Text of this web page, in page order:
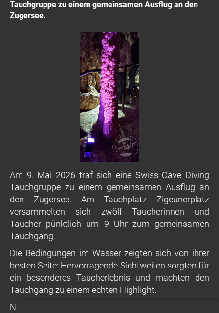
Tauchgruppe zu einem gemeinsamen Ausflug an den
Zugersee.
Am 9. Mai 2026 traf sich eine Swiss Cave Diving
Tauchgruppe zu einem gemeinsamen Ausflug an
den Zugersee. Am Tauchplatz Zigeunerplatz
versammelten sich zwölf Taucherinnen und
Taucher pünktlich um 9 Uhr zum gemeinsamen
Tauchgang.
Die Bedingungen im Wasser zeigten sich von ihrer
besten Seite: Hervorragende Sichtweiten sorgten für
ein besonderes Taucherlebnis und machten den
Tauchgang zu einem echten Highlight.
Nach dem Tauchen liessen wir den Morgen beim